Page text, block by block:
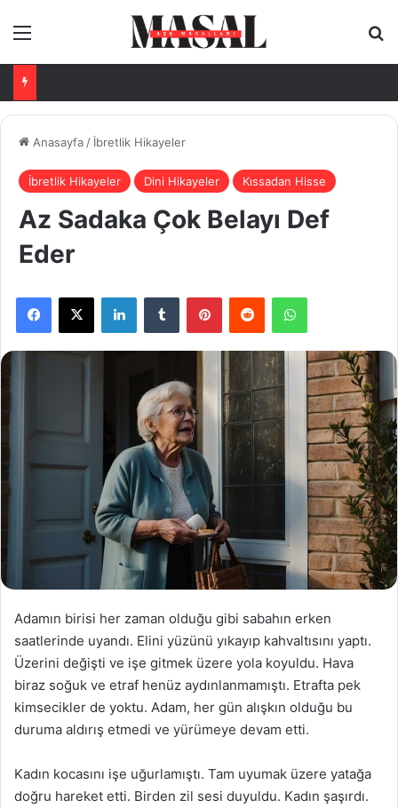
Menü
Anasayfa / İbretlik Hikayeler
İbretlik Hikayeler Dini Hikayeler Kıssadan Hisse
Az Sadaka Çok Belayı Def
Eder
Facebook
X LinkedInTumblr PinterestReddit WhatsApp
Adamın birisi her zaman olduğu gibi sabahın erken
saatlerinde uyandı. Elini yüzünü yıkayıp kahvaltısını yaptı.
Üzerini değişti ve işe gitmek üzere yola koyuldu. Hava
biraz soğuk ve etraf henüz aydınlanmamıştı. Etrafta pek
kimsecikler de yoktu. Adam, her gün alışkın olduğu bu
duruma aldırış etmedi ve yürümeye devam etti.
Kadın kocasını işe uğurlamıştı. Tam uyumak üzere yatağa
doğru hareket etti. Birden zil sesi duyuldu. Kadın şaşırdı.